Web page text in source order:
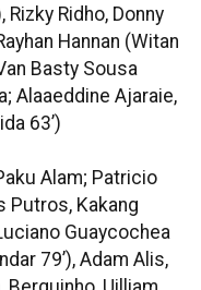
Rizky Ridho, Donny
Hannan (Witan
Basty Sousa
Alaaeddine Ajaraie,
63’)
Alam; Patricio
Putros, Kakang
Guaycochea
79’), Adam Alis,